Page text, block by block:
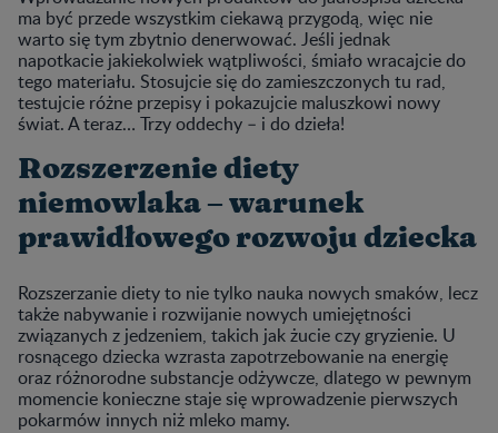
ma być przede wszystkim ciekawą przygodą, więc nie
warto się tym zbytnio denerwować. Jeśli jednak
napotkacie jakiekolwiek wątpliwości, śmiało wracajcie do
tego materiału. Stosujcie się do zamieszczonych tu rad,
testujcie różne przepisy i pokazujcie maluszkowi nowy
świat. A teraz… Trzy oddechy – i do dzieła!
Rozszerzenie diety
niemowlaka – warunek
prawidłowego rozwoju dziecka
Rozszerzanie diety to nie tylko nauka nowych smaków, lecz
także nabywanie i rozwijanie nowych umiejętności
związanych z jedzeniem, takich jak żucie czy gryzienie. U
rosnącego dziecka wzrasta zapotrzebowanie na energię
oraz różnorodne substancje odżywcze, dlatego w pewnym
momencie konieczne staje się wprowadzenie pierwszych
pokarmów innych niż mleko mamy.